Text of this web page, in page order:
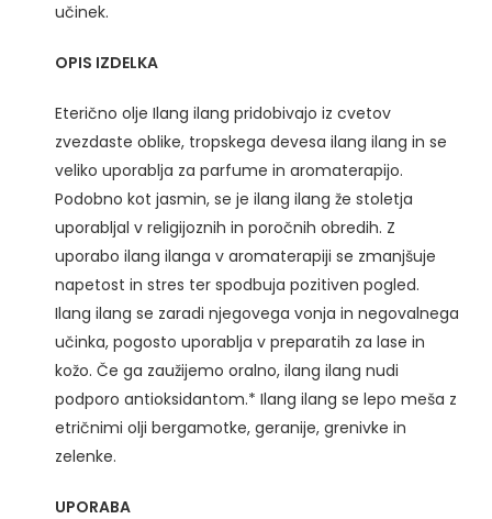
učinek.
OPIS IZDELKA
Eterično olje Ilang ilang pridobivajo iz cvetov
zvezdaste oblike, tropskega devesa ilang ilang in se
veliko uporablja za parfume in aromaterapijo.
Podobno kot jasmin, se je ilang ilang že stoletja
uporabljal v religijoznih in poročnih obredih. Z
uporabo ilang ilanga v aromaterapiji se zmanjšuje
napetost in stres ter spodbuja pozitiven pogled.
Ilang ilang se zaradi njegovega vonja in negovalnega
učinka, pogosto uporablja v preparatih za lase in
kožo. Če ga zaužijemo oralno, ilang ilang nudi
podporo antioksidantom.* Ilang ilang se lepo meša z
etričnimi olji bergamotke, geranije, grenivke in
zelenke.
UPORABA